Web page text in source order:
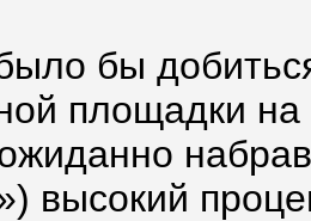
бы
площадки
высокий